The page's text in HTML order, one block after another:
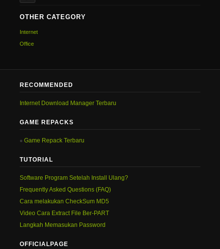
OTHER CATEGORY
Internet
Office
RECOMMENDED
Internet Download Manager Terbaru
GAME REPACKS
Game Repack Terbaru
TUTORIAL
Software Program Setelah Install Ulang?
Frequently Asked Questions (FAQ)
Cara melakukan CheckSum MD5
Video Cara Extract File Ber-PART
Langkah Memasukan Password
OFFICIALPAGE